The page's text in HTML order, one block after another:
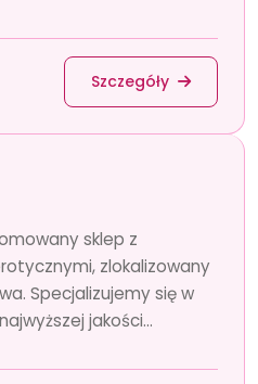
Szczegóły
sklep z
zlokalizowany
Specjalizujemy się w
jakości...